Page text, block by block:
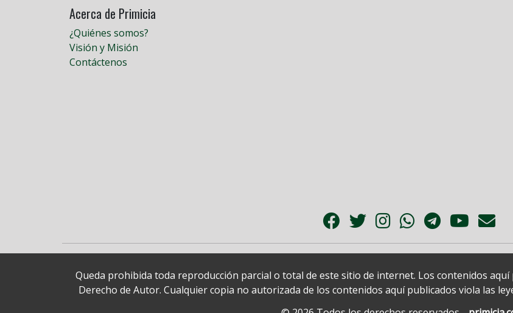
Acerca de Primicia
¿Quiénes somos?
Visión y Misión
Contáctenos
Queda prohibida toda reproducción parcial o total de este sitio de internet. Los contenidos
Derecho de Autor. Cualquier copia no autorizada de los contenidos aquí publicados viola las